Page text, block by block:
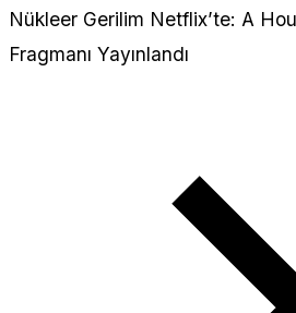
Nükleer Gerilim Netflix’te: A
Fragmanı Yayınlandı